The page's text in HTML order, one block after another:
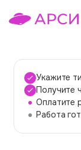
Темы работ
О сервисе
Укажите
Получите
Оплатите
Работа